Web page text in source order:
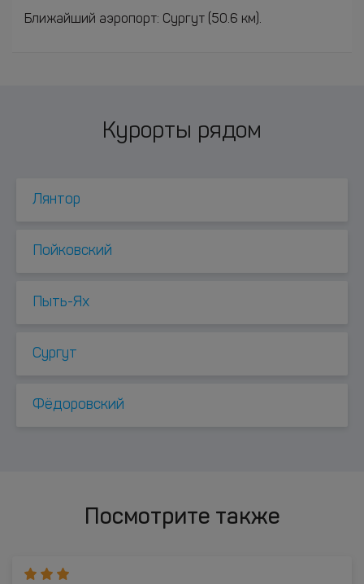
Ближайший аэропорт: Сургут (50.6 км).
Курорты рядом
Лянтор
Пойковский
Пыть-Ях
Сургут
Фёдоровский
Посмотрите также